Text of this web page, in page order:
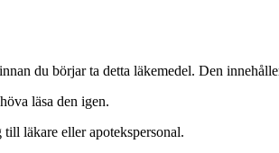
du börjar ta detta läkemedel. Den
läsa den igen.
läkare eller apotekspersonal.